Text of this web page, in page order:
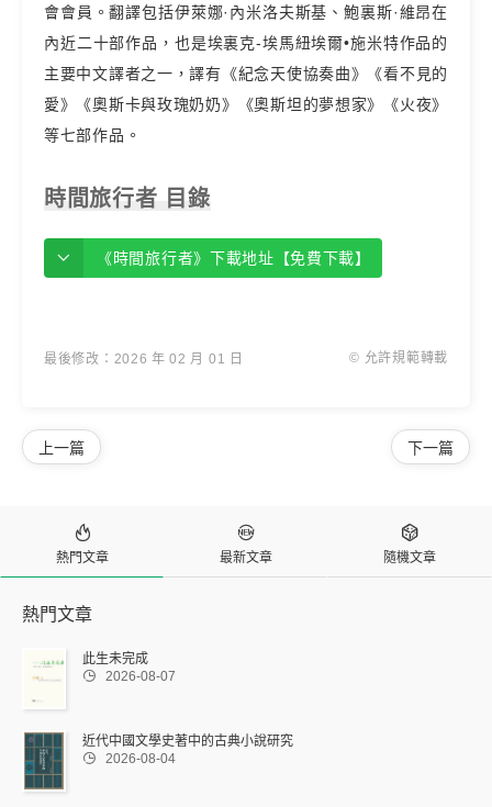
會會員。翻譯包括伊萊娜·內米洛夫斯基、鮑裏斯·維昂在
內近二十部作品，也是埃裏克-埃馬紐埃爾•施米特作品的
主要中文譯者之一，譯有《紀念天使協奏曲》《看不見的
愛》《奧斯卡與玫瑰奶奶》《奧斯坦的夢想家》《火夜》
等七部作品。
時間旅行者 目錄
《時間旅行者》下載地址【免費下載】
最後修改：2026 年 02 月 01 日 © 允許規範轉載
下一篇
上一篇

熱門文章

最新文章

隨機文章
熱門文章
此生未完成
 2026-08-07
近代中國文學史著中的古典小說研究
 2026-08-04